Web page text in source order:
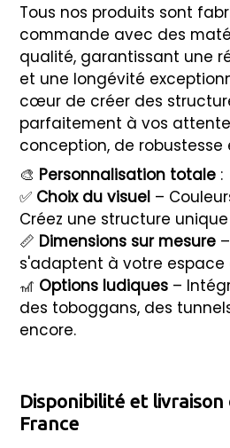
Tous nos produits sont
commande avec des
qualité, garantissant une
et une longévité
cœur de créer des
parfaitement à vos
conception, de robustesse
🎨 Personnalisation totale :
✅ Choix du visuel –
Créez une structure
📏 Dimensions sur mesure
s'adaptent à votre espace
🎢 Options ludiques –
des toboggans, des
encore.
Disponibilité et
France